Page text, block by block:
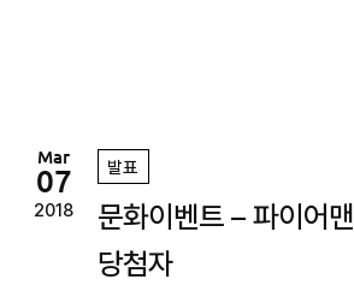
Mar
07
2018
발표
문화이벤트 – 파이어
당첨자